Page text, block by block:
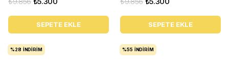
SEPETE EKLE SEPETE EKLE
%28 İNDIRIM %55 İNDIRIM